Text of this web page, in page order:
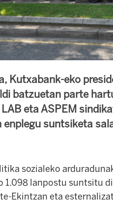
Kutxabank-eko
batzuetan parte
eta ASPEM
enplegu suntsiketa
sozialeko
1.098 lanpostu suntsitu
Ekintzan eta